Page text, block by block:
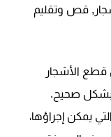
قص وتقليم
قطع الأشجار
بشكل صحيح.
يمكن إجراؤها،